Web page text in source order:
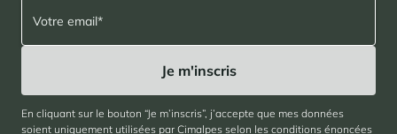
En cliquant sur le bouton “Je m’inscris”, j’accepte que mes données
soient uniquement utilisées par Cimalpes selon les conditions énoncées